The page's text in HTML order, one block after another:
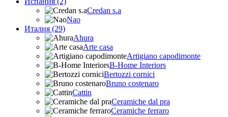
Credan s.a
Nao
Италия (29)
Ahura
Arte casa
Artigiano capodimonte
B-Home Interiors
Bertozzi cornici
Bruno costenaro
Cattin
Ceramiche dal pra
Ceramiche ferraro